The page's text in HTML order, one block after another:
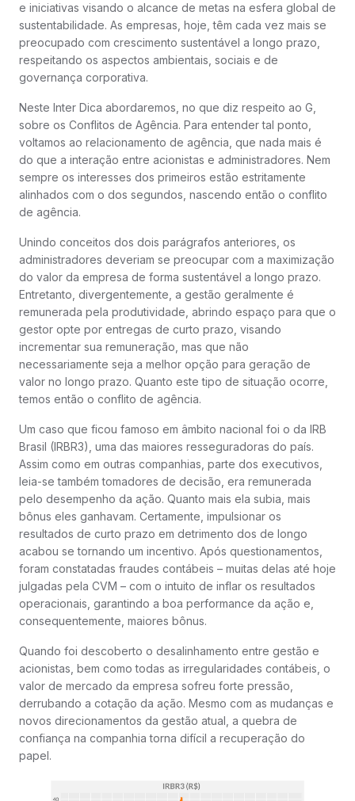
e iniciativas visando o alcance de metas na esfera global de
sustentabilidade. As empresas, hoje, têm cada vez mais se
preocupado com crescimento sustentável a longo prazo,
respeitando os aspectos ambientais, sociais e de
governança corporativa.
Neste Inter Dica abordaremos, no que diz respeito ao G,
sobre os Conflitos de Agência. Para entender tal ponto,
voltamos ao relacionamento de agência, que nada mais é
do que a interação entre acionistas e administradores. Nem
sempre os interesses dos primeiros estão estritamente
alinhados com o dos segundos, nascendo então o conflito
de agência.
Unindo conceitos dos dois parágrafos anteriores, os
administradores deveriam se preocupar com a maximização
do valor da empresa de forma sustentável a longo prazo.
Entretanto, divergentemente, a gestão geralmente é
remunerada pela produtividade, abrindo espaço para que o
gestor opte por entregas de curto prazo, visando
incrementar sua remuneração, mas que não
necessariamente seja a melhor opção para geração de
valor no longo prazo. Quanto este tipo de situação ocorre,
temos então o conflito de agência.
Um caso que ficou famoso em âmbito nacional foi o da IRB
Brasil (IRBR3), uma das maiores resseguradoras do país.
Assim como em outras companhias, parte dos executivos,
leia-se também tomadores de decisão, era remunerada
pelo desempenho da ação. Quanto mais ela subia, mais
bônus eles ganhavam. Certamente, impulsionar os
resultados de curto prazo em detrimento dos de longo
acabou se tornando um incentivo. Após questionamentos,
foram constatadas fraudes contábeis – muitas delas até hoje
julgadas pela CVM – com o intuito de inflar os resultados
operacionais, garantindo a boa performance da ação e,
consequentemente, maiores bônus.
Quando foi descoberto o desalinhamento entre gestão e
acionistas, bem como todas as irregularidades contábeis, o
valor de mercado da empresa sofreu forte pressão,
derrubando a cotação da ação. Mesmo com as mudanças e
novos direcionamentos da gestão atual, a quebra de
confiança na companhia torna difícil a recuperação do
papel.